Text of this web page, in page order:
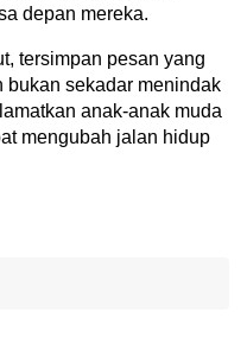
depan mereka.
tersimpan pesan yang
bukan sekadar menindak
anak-anak muda
mengubah jalan hidup